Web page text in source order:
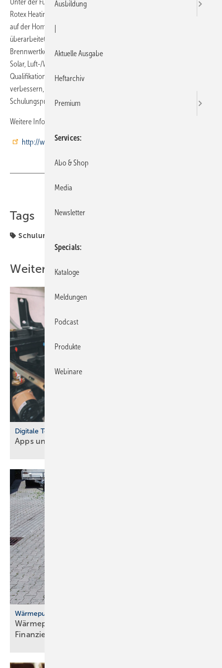
Unter der Führung von Marc Behrens, seit Januar Schulungsleiter bei
Rotex Heating Systems, hat das Unternehmen den Schulungsbereich
auf der Homepage neu gestaltet und verfügt über neue und
überarbeitete Angebote. Neben Schulungen im Bereich Öl- und Gas-
Brennwertkessel bietet Rotex nun auch Schulungen zu den Themen
Solar, Luft-/Wasser-Wärmepumpen und Fußbodenheizung an. Um die
Qualifikation der Ausbildung für Wärmepumpen-Installateure weiter zu
verbessern, beteiligt man sich am EUCERT dualen
Schulungsprogramm des BWP.
Weitere Infos und Anmeldung im Schulungsbereich der Homepage
http://www.rotex.de
Tags
Schulungsangebot
Weitere Inhalte
Digitale Tools
Apps und Soft­ware für Hand­werker und
Wärmepumpenhochlauf
Wärmepumpen: gute Ideen für Transport,
Finanzierung und
Ausbildung
Aktuelle Ausgabe
Heftarchiv
Premium
Services
Abo & Shop
Media
Newsletter
Specials
Kataloge
Meldungen
Podcast
Produkte
Webinare